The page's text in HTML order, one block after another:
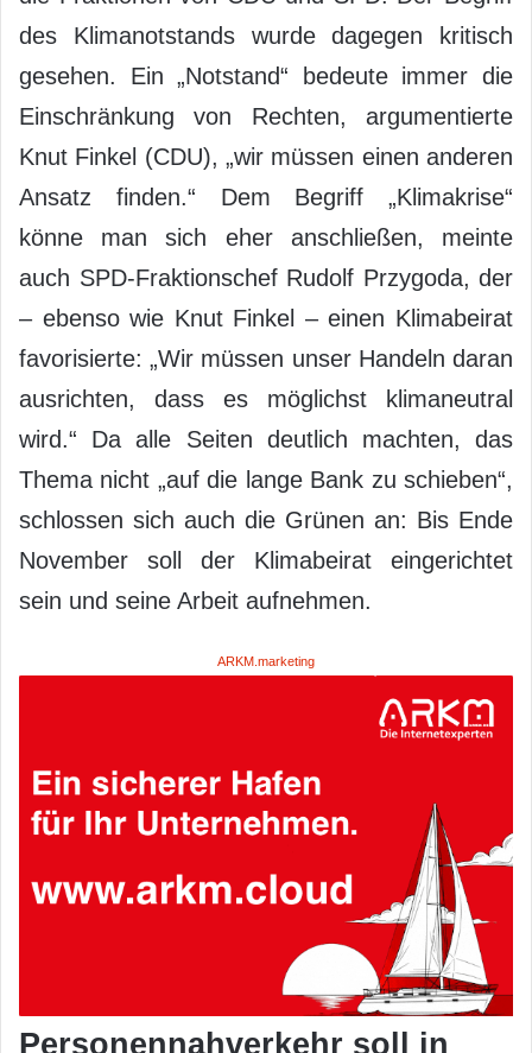
des Klimanotstands wurde dagegen kritisch
gesehen. Ein „Notstand“ bedeute immer die
Einschränkung von Rechten, argumentierte
Knut Finkel (CDU), „wir müssen einen anderen
Ansatz finden.“ Dem Begriff „Klimakrise“
könne man sich eher anschließen, meinte
auch SPD-Fraktionschef Rudolf Przygoda, der
– ebenso wie Knut Finkel – einen Klimabeirat
favorisierte: „Wir müssen unser Handeln daran
ausrichten, dass es möglichst klimaneutral
wird.“ Da alle Seiten deutlich machten, das
Thema nicht „auf die lange Bank zu schieben“,
schlossen sich auch die Grünen an: Bis Ende
November soll der Klimabeirat eingerichtet
sein und seine Arbeit aufnehmen.
ARKM.marketing
Personennahverkehr soll in